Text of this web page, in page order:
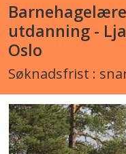
utdanning -
Oslo
Søknadsfrist :